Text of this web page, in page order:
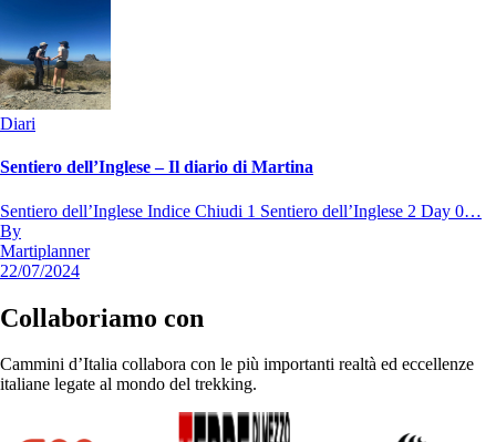
Diari
Sentiero dell’Inglese – Il diario di Martina
Sentiero dell’Inglese Indice Chiudi 1 Sentiero dell’Inglese 2 Day 0…
By
Martiplanner
22/07/2024
Collaboriamo con
Cammini d’Italia collabora con le più importanti realtà ed eccellenze
italiane legate al mondo del trekking.